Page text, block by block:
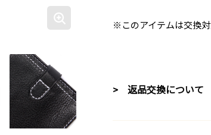
※このアイテムは交換
> 返品交換について